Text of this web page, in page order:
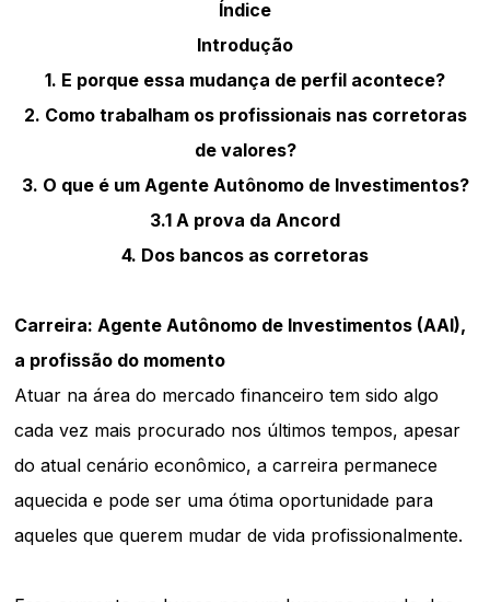
Índice
Introdução
1. E porque essa mudança de perfil acontece?
2. Como trabalham os profissionais nas corretoras
de valores?
3. O que é um Agente Autônomo de Investimentos?
3.1 A prova da Ancord
4. Dos bancos as corretoras
Carreira: Agente Autônomo de Investimentos (AAI),
a profissão do momento
Atuar na área do mercado financeiro tem sido algo
cada vez mais procurado nos últimos tempos, apesar
do atual cenário econômico, a carreira permanece
aquecida e pode ser uma ótima oportunidade para
aqueles que querem mudar de vida profissionalmente.